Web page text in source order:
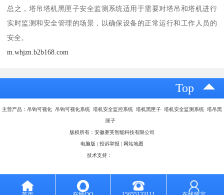
总之，塔吊塔机黑匣子安全监测系统适用于需要对塔吊和塔机进行
实时监测和安全管理的场景，以确保设备的正常运行和工作人员的
安全。
m.whjzn.b2b168.com
Top
主营产品：吊钩可视化 吊钩可视化系统 塔机安全监控系统 塔机黑匣子 塔机安全监测系统 塔吊黑
匣子
版权所有：安徽赛芙智能科技有限公司
电脑版 投诉举报 网站地图
技术支持：